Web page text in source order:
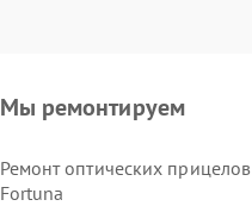
Мы ремонтируем
Ремонт оптических прицелов
Fortuna